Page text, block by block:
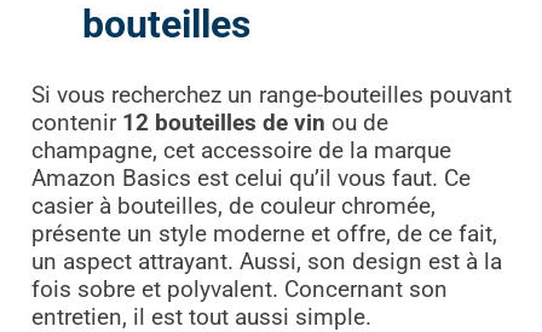
bouteilles
Si vous recherchez un range-bouteilles pouvant
contenir 12 bouteilles de vin ou de
champagne, cet accessoire de la marque
Amazon Basics est celui qu’il vous faut. Ce
casier à bouteilles, de couleur chromée,
présente un style moderne et offre, de ce fait,
un aspect attrayant. Aussi, son design est à la
fois sobre et polyvalent. Concernant son
entretien, il est tout aussi simple.